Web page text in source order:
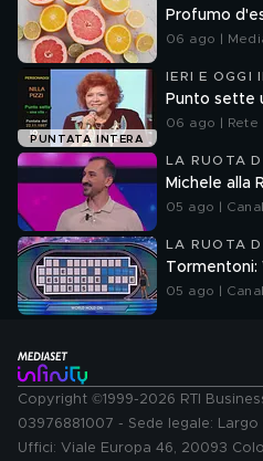
Profumo
06 ago |
PUNTATA INTERA
IERI E OGGI
Punto sette
06 ago | Rete
LA RUOTA
Michele alla
05 ago |
LA RUOTA
Tormentoni:
05 ago |
Copyright ©1999-2026 RTI
03976881007 - Sede legale:
Uffici: Viale Europa 46, 20093